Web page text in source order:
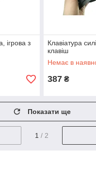
ігрова з
Клавіатура
клавіш
Немає в
387 ₴
Показати ще
1 / 2